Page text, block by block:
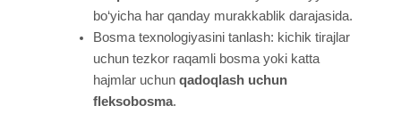
bo‘yicha har qanday murakkablik darajasida.
Bosma texnologiyasini tanlash: kichik tirajlar
uchun tezkor raqamli bosma yoki katta
hajmlar uchun qadoqlash uchun
fleksobosma.